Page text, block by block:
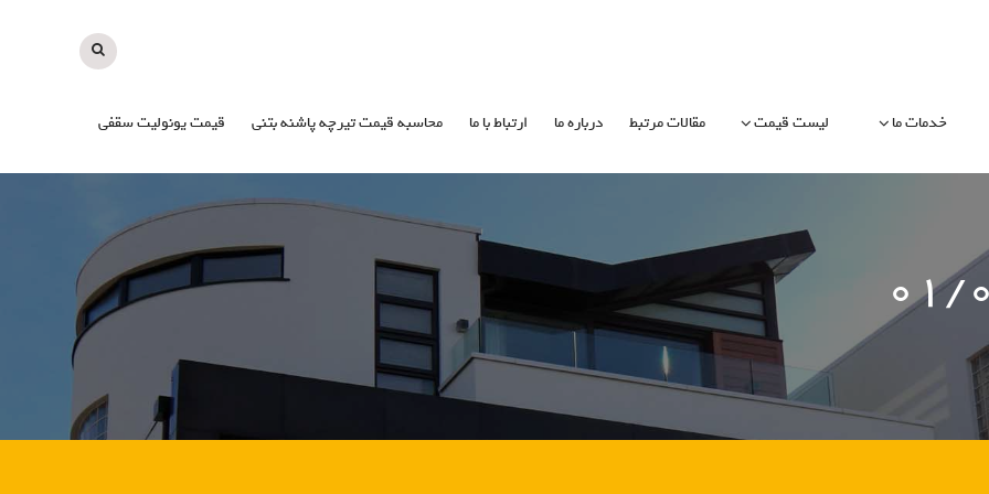
خدمات ما لیست قیمت مقالات مرتبط درباره ما ارتباط با ما محاسبه قیمت تیرچه پاشنه بتنی قیمت یونولیت سقفی